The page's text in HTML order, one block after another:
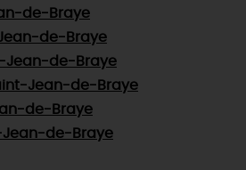
LES VISITES
...ETAUSSI
LES ACTIVITÉS
d'Art
terroiretproducteurs
etcréatives
nique
le Guide de l'été 2026 🤽🌞
ici pour éviter la chaleur 🥵
auprès des animaux 🐎
coulisses de la Faïencerie de
Gien !
HANDICAP
SE DÉPLACER
&SERVICES
de-Braye
de-Braye
Jean-de-Braye
Jean-de-Braye
de-Braye
Jean-de-Braye